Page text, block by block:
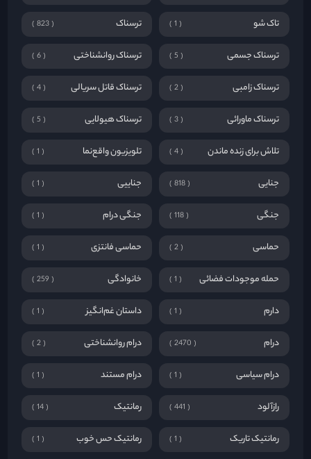
تاک شو 1 ترسناک 823
ترسناک جسمی 5 ترسناک روانشناختی 6
ترسناک زامبی 2 ترسناک قاتل سریالی 4
ترسناک ماورائی 3 ترسناک هیولایی 5
تلاش برای زنده ماندن 4 تلویزیون واقع‌نما 1
جنایی 818 جناییی 1
جنگی 118 جنگی درام 1
حماسی 2 حماسی فانتزی 1
حمله موجودات فضائی 1 خانوادگی 259
دارم 1 داستان غم‌انگیز 1
درام 2470 درام روانشناختی 2
درام سیاسی 1 درام مستند 1
رازآلود 441 رمانتیک 14
رمانتیک تاریک 1 رمانتیک حس خوب 1